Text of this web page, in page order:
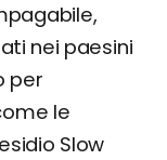
nei paesini
per
le
Slow